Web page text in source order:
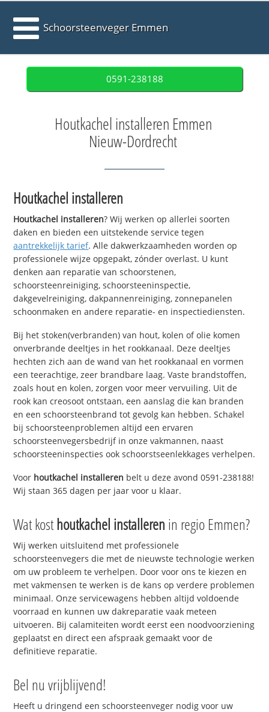
Schoorsteenveger Emmen
0591-238188
Houtkachel installeren Emmen
Nieuw-Dordrecht
Houtkachel installeren
Houtkachel installeren? Wij werken op allerlei soorten
daken en bieden een uitstekende service tegen
aantrekkelijk tarief. Alle dakwerkzaamheden worden op
professionele wijze opgepakt, zónder overlast. U kunt
denken aan reparatie van schoorstenen,
schoorsteenreiniging, schoorsteeninspectie,
dakgevelreiniging, dakpannenreiniging, zonnepanelen
schoonmaken en andere reparatie- en inspectiediensten.
Bij het stoken(verbranden) van hout, kolen of olie komen
onverbrande deeltjes in het rookkanaal. Deze deeltjes
hechten zich aan de wand van het rookkanaal en vormen
een teerachtige, zeer brandbare laag. Vaste brandstoffen,
zoals hout en kolen, zorgen voor meer vervuiling. Uit de
rook kan creosoot ontstaan, een aanslag die kan branden
en een schoorsteenbrand tot gevolg kan hebben. Schakel
bij schoorsteenproblemen altijd een ervaren
schoorsteenvegersbedrijf in onze vakmannen, naast
schoorsteeninspecties ook schoorstseenlekkages verhelpen.
Voor houtkachel installeren belt u deze avond 0591-238188!
Wij staan 365 dagen per jaar voor u klaar.
Wat kosthoutkachel installeren in regio Emmen?
Wij werken uitsluitend met professionele
schoorsteenvegers die met de nieuwste technologie werken
om uw probleem te verhelpen. Door voor ons te kiezen en
met vakmensen te werken is de kans op verdere problemen
minimaal. Onze servicewagens hebben altijd voldoende
voorraad en kunnen uw dakreparatie vaak meteen
uitvoeren. Bij calamiteiten wordt eerst een noodvoorziening
geplaatst en direct een afspraak gemaakt voor de
definitieve reparatie.
Bel nu vrijblijvend!
Heeft u dringend een schoorsteenveger nodig voor uw